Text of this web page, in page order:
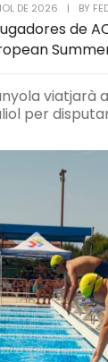
DE 2026 | BY
de
viatjarà
per